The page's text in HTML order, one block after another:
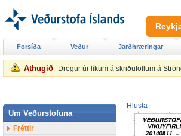
Athugið Dregur úr líkum á skriðuföllum á
Hlusta
Forsíða Veður Jarðhræringar
Um Veðurstofuna
Fréttir